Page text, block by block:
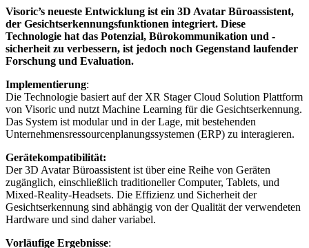
Visoric’s neueste Entwicklung ist ein 3D Avatar Büroassistent,
der Gesichtserkennungsfunktionen integriert. Diese
Technologie hat das Potenzial, Bürokommunikation und -
sicherheit zu verbessern, ist jedoch noch Gegenstand laufender
Forschung und Evaluation.
Implementierung:
Die Technologie basiert auf der XR Stager Cloud Solution Plattform
von Visoric und nutzt Machine Learning für die Gesichtserkennung.
Das System ist modular und in der Lage, mit bestehenden
Unternehmensressourcenplanungssystemen (ERP) zu interagieren.
Gerätekompatibilität:
Der 3D Avatar Büroassistent ist über eine Reihe von Geräten
zugänglich, einschließlich traditioneller Computer, Tablets, und
Mixed-Reality-Headsets. Die Effizienz und Sicherheit der
Gesichtserkennung sind abhängig von der Qualität der verwendeten
Hardware und sind daher variabel.
Vorläufige Ergebnisse: